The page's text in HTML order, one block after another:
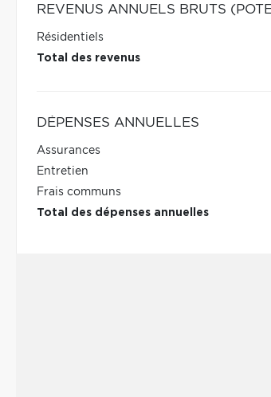
REVENUS ANNUELS BRUTS
Résidentiels
Total des revenus
DÉPENSES ANNUELLES
Assurances
Entretien
Frais communs
Total des dépenses annuelles